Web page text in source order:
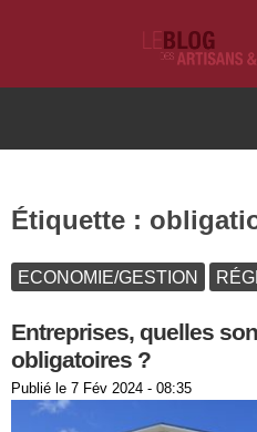
Étiquette :
ECONOMIE/GESTION
Entreprises, quelles
obligatoires ?
Publié le 7 Fév 2024 - 08:35